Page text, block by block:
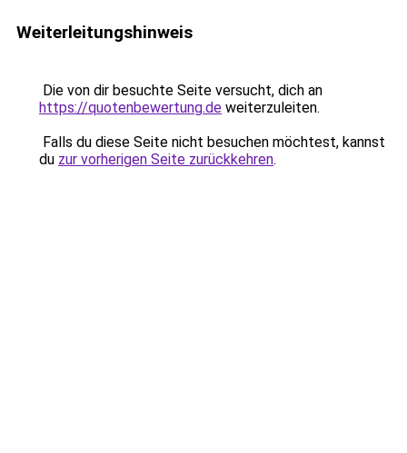
Weiterleitungshinweis
Die von dir besuchte Seite versucht, dich an
https://quotenbewertung.de weiterzuleiten.
Falls du diese Seite nicht besuchen möchtest, kannst
du zur vorherigen Seite zurückkehren.